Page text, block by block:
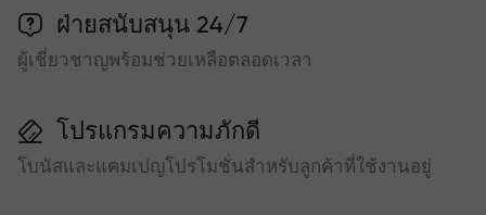
ฝ่ายสนับสนุน 24/7
ผู้เชี่ยวชาญพร้อมช่วยเหลือตลอดเวลา
โปรแกรมความภักดี
โบนัสและแคมเปญโปรโมชั่นสำหรับลูกค้าที่ใช้งานอยู่